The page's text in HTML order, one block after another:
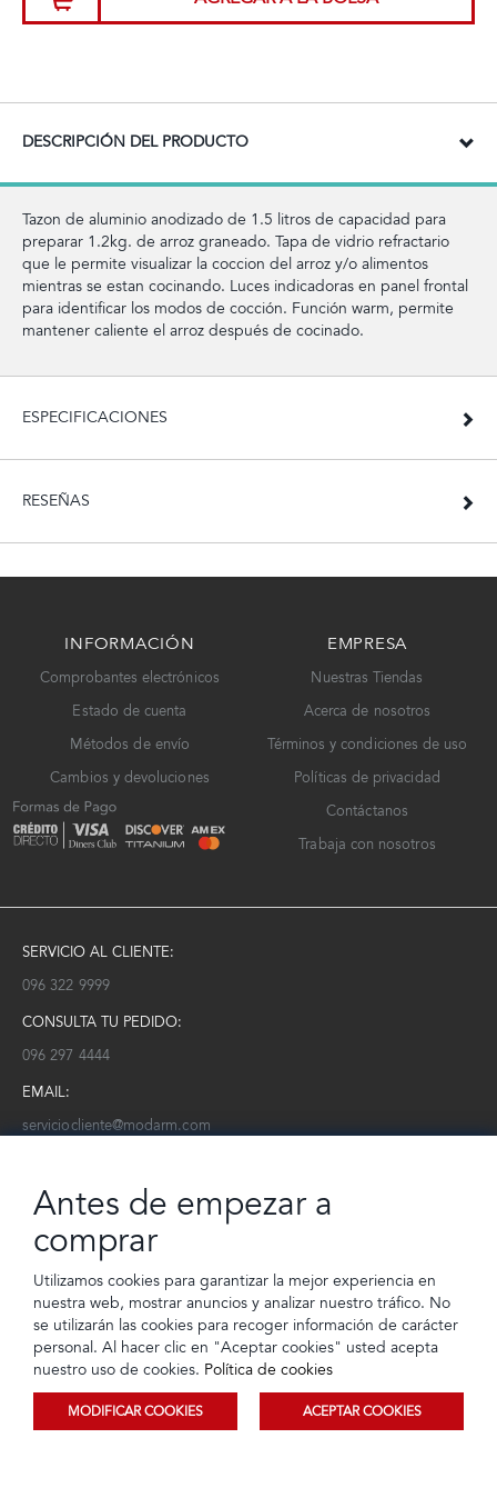
DESCRIPCIÓN DEL PRODUCTO
Tazon de aluminio anodizado de 1.5 litros de capacidad para
preparar 1.2kg. de arroz graneado. Tapa de vidrio refractario
que le permite visualizar la coccion del arroz y/o alimentos
mientras se estan cocinando. Luces indicadoras en panel frontal
para identificar los modos de cocción. Función warm, permite
mantener caliente el arroz después de cocinado.
ESPECIFICACIONES
RESEÑAS
INFORMACIÓN
Comprobantes electrónicos
Estado de cuenta
Métodos de envío
Cambios y devoluciones
EMPRESA
Nuestras Tiendas
Acerca de nosotros
Términos y condiciones de uso
Políticas de privacidad
Contáctanos
Trabaja con nosotros
SERVICIO AL CLIENTE:
096 322 9999
CONSULTA TU PEDIDO:
096 297 4444
EMAIL:
serviciocliente@modarm.com
Conoce toda la información sobre últimas colecciones, eventos y
Subscríbete a nuestro newsletter
SUSCRIBIRSE
© 2023 TIENDEC S.A | Todos los derechos reservados
Antes de empezar a
comprar
Utilizamos cookies para garantizar la mejor experiencia en
nuestra web, mostrar anuncios y analizar nuestro tráfico. No
se utilizarán las cookies para recoger información de carácter
personal. Al hacer clic en "Aceptar cookies" usted acepta
nuestro uso de cookies. Política de cookies
MODIFICAR COOKIES ACEPTAR COOKIES